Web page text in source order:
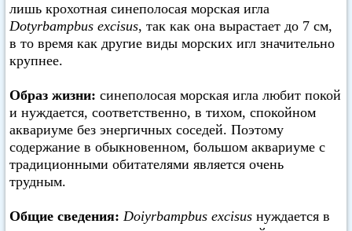
лишь крохотная синеполосая морская игла
Dotyrbampbus excisus, так как она вырастает до 7 см,
в то время как другие виды морских игл значительно
крупнее.
Образ жизни: синеполосая морская игла любит покой
и нуждается, соответственно, в тихом, спокойном
аквариуме без энергичных соседей. Поэтому
содержание в обыкновенном, большом аквариуме с
традиционными обитателями является очень
трудным.
Общие сведения: Doiyrbampbus excisus нуждается в